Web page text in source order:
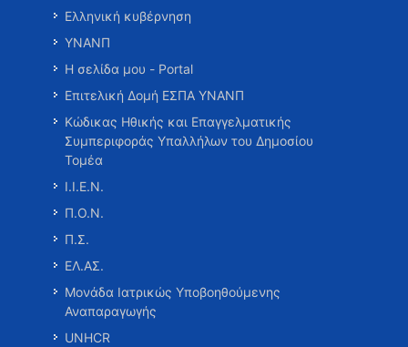
Ελληνική κυβέρνηση
ΥΝΑΝΠ
Η σελίδα μου - Portal
Επιτελική Δομή ΕΣΠΑ ΥΝΑΝΠ
Κώδικας Ηθικής και Επαγγελματικής
Συμπεριφοράς Υπαλλήλων του Δημοσίου
Τομέα
Ι.Ι.Ε.Ν.
Π.Ο.Ν.
Π.Σ.
ΕΛ.ΑΣ.
Μονάδα Ιατρικώς Υποβοηθούμενης
Αναπαραγωγής
UNHCR